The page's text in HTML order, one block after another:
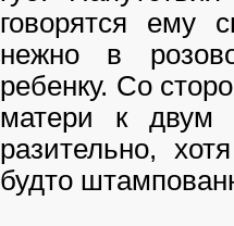
говорятся ему
нежно в
ребенку. Со
матери к двум
разительно,
будто